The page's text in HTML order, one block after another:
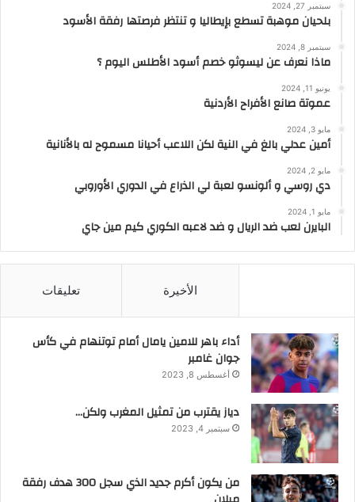
سبتمبر 27, 2024
بلحيان موهبة تسطع بإيطاليا و تنتظر فرصتها رفقة الأسود
سبتمبر 8, 2024
ماذا نعرف عن ليسوثو خصم أسود الأطلس اليوم ؟
يونيو 11, 2024
عموتة صانع الأفراح الأردنية
مايو 3, 2024
أمين عدلي بالغ في النية لكن اللاعب أحيانا مسموح له بالأنانية
مايو 2, 2024
دي روسي و ألونسو لعبة لي الذراع في الدوري الأوروبي
مايو 1, 2024
البايرن لعب ضد الريال و ضد لاعبه الكوري كيم مين جاي
الأخيرة تعليقات
أداء باهر للامين يامال أمام توتنهام في كأس
جوان غامبر
أغسطس 8, 2023
دياز يقترب من تمثيل المغرب ولكن…
سبتمبر 4, 2023
من يكون أكرم جديد الذي سجل 300 هدف رفقة